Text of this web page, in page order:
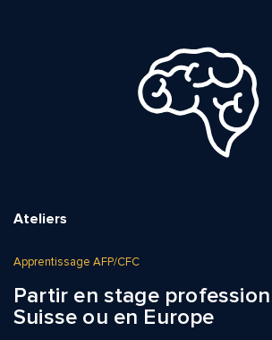
Ateliers
Apprentissage AFP/CFC
Partir en stage
Suisse ou en Europe